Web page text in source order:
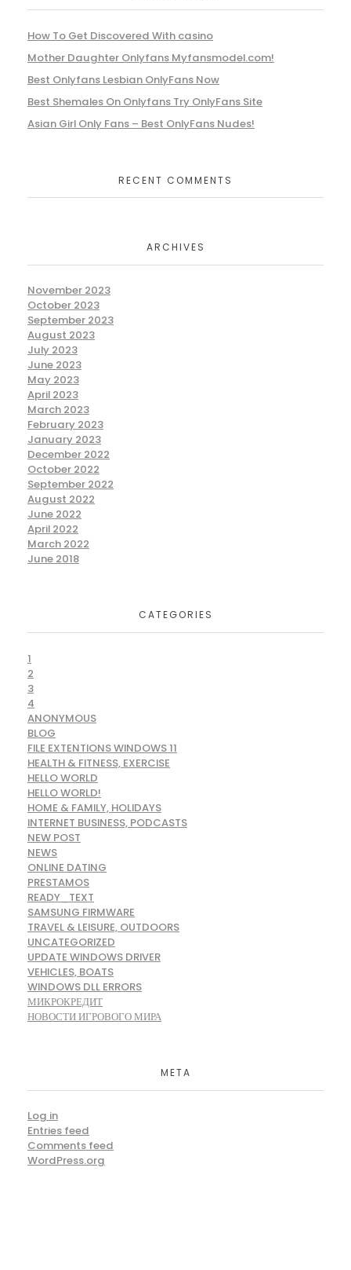
How To Get Discovered With casino
Mother Daughter Onlyfans Myfansmodel.com!
Best Onlyfans Lesbian OnlyFans Now
Best Shemales On Onlyfans Try OnlyFans Site
Asian Girl Only Fans – Best OnlyFans Nudes!
RECENT COMMENTS
ARCHIVES
November 2023
October 2023
September 2023
August 2023
July 2023
June 2023
May 2023
April 2023
March 2023
February 2023
January 2023
December 2022
October 2022
September 2022
August 2022
June 2022
April 2022
March 2022
June 2018
CATEGORIES
1
2
3
4
ANONYMOUS
BLOG
FILE EXTENTIONS WINDOWS 11
HEALTH & FITNESS, EXERCISE
HELLO WORLD
HELLO WORLD!
HOME & FAMILY, HOLIDAYS
INTERNET BUSINESS, PODCASTS
NEW POST
NEWS
ONLINE DATING
PRESTAMOS
READY_TEXT
SAMSUNG FIRMWARE
TRAVEL & LEISURE, OUTDOORS
UNCATEGORIZED
UPDATE WINDOWS DRIVER
VEHICLES, BOATS
WINDOWS DLL ERRORS
МИКРОКРЕДИТ
НОВОСТИ ИГРОВОГО МИРА
META
Log in
Entries feed
Comments feed
WordPress.org